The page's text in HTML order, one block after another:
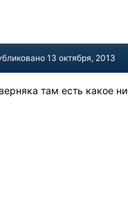
13 октября, 2013
там есть какое